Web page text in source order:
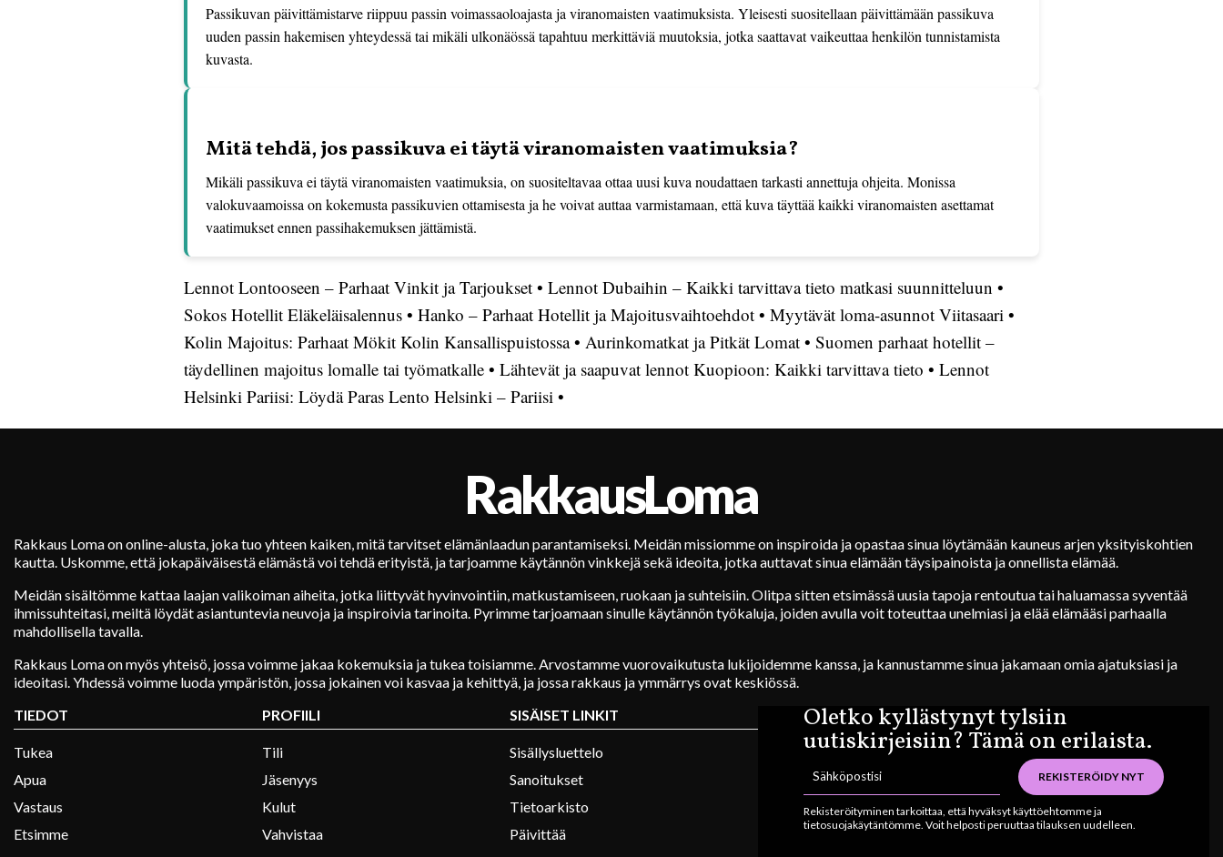
Passikuvan päivittämistarve riippuu passin voimassaoloajasta ja viranomaisten vaatimuksista. Yleisesti suositellaan päivittämään passikuva
uuden passin hakemisen yhteydessä tai mikäli ulkonäössä tapahtuu merkittäviä muutoksia, jotka saattavat vaikeuttaa henkilön tunnistamista
kuvasta.
Mitä tehdä, jos passikuva ei täytä viranomaisten vaatimuksia?
Mikäli passikuva ei täytä viranomaisten vaatimuksia, on suositeltavaa ottaa uusi kuva noudattaen tarkasti annettuja ohjeita. Monissa
valokuvaamoissa on kokemusta passikuvien ottamisesta ja he voivat auttaa varmistamaan, että kuva täyttää kaikki viranomaisten asettamat
vaatimukset ennen passihakemuksen jättämistä.
Lennot Lontooseen – Parhaat Vinkit ja Tarjoukset • Lennot Dubaihin – Kaikki tarvittava tieto matkasi suunnitteluun •
Sokos Hotellit Eläkeläisalennus • Hanko – Parhaat Hotellit ja Majoitusvaihtoehdot • Myytävät loma-asunnot Viitasaari •
Kolin Majoitus: Parhaat Mökit Kolin Kansallispuistossa• Aurinkomatkat ja Pitkät Lomat • Suomen parhaat hotellit –
täydellinen majoitus lomalle tai työmatkalle • Lähtevät ja saapuvat lennot Kuopioon: Kaikki tarvittava tieto • Lennot
Helsinki Pariisi: Löydä Paras Lento Helsinki – Pariisi •
Oletko kyllästynyt tylsiin
uutiskirjeisiin? Tämä on erilaista.
REKISTERÖIDY NYT
Rekisteröityminen tarkoittaa, että hyväksyt käyttöehtomme ja
tietosuojakäytäntömme. Voit helposti peruuttaa tilauksen uudelleen.
RakkausLoma
Rakkaus Loma on online-alusta, joka tuo yhteen kaiken, mitä tarvitset elämänlaadun parantamiseksi. Meidän missiomme on inspiroida ja opastaa sinua löytämään kauneus arjen yksityiskohtien
kautta. Uskomme, että jokapäiväisestä elämästä voi tehdä erityistä, ja tarjoamme käytännön vinkkejä sekä ideoita, jotka auttavat sinua elämään täysipainoista ja onnellista elämää.
Meidän sisältömme kattaa laajan valikoiman aiheita, jotka liittyvät hyvinvointiin, matkustamiseen, ruokaan ja suhteisiin. Olitpa sitten etsimässä uusia tapoja rentoutua tai haluamassa syventää
ihmissuhteitasi, meiltä löydät asiantuntevia neuvoja ja inspiroivia tarinoita. Pyrimme tarjoamaan sinulle käytännön työkaluja, joiden avulla voit toteuttaa unelmiasi ja elää elämääsi parhaalla
mahdollisella tavalla.
Rakkaus Loma on myös yhteisö, jossa voimme jakaa kokemuksia ja tukea toisiamme. Arvostamme vuorovaikutusta lukijoidemme kanssa, ja kannustamme sinua jakamaan omia ajatuksiasi ja
ideoitasi. Yhdessä voimme luoda ympäristön, jossa jokainen voi kasvaa ja kehittyä, ja jossa rakkaus ja ymmärrys ovat keskiössä.
TIEDOT
Tukea
Apua
Vastaus
Etsimme
PROFIILI
Tili
Jäsenyys
Kulut
Vahvistaa
SISÄISET LINKIT
Sisällysluettelo
Sanoitukset
Tietoarkisto
Päivittää